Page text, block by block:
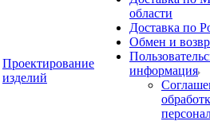
Проектирование
изделий
области
Доставка по
Обмен и
информация